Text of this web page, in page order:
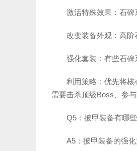
激活特殊效果：石碑
改变装备外观：高阶
强化套装：有些石碑
利用策略：优先将
需要击杀顶级Boss、参
Q5：披甲装备有哪
A5：披甲装备的强